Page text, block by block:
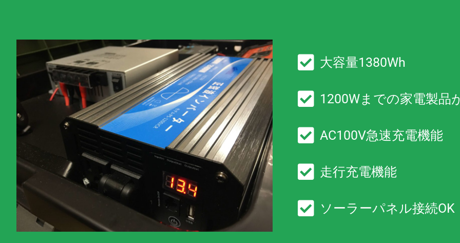
大容量1380Wh
1200Wまでの家電製品
AC100V急速充電機能
走行充電機能
ソーラーパネル接続OK